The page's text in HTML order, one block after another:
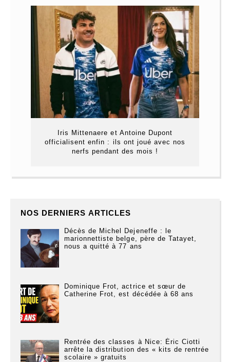
Iris Mittenaere et Antoine Dupont
officialisent enfin : ils ont joué avec nos
nerfs pendant des mois !
NOS DERNIERS ARTICLES
Décès de Michel Dejeneffe : le
marionnettiste belge, père de Tatayet,
nous a quitté à 77 ans
Dominique Frot, actrice et sœur de
Catherine Frot, est décédée à 68 ans
Rentrée des classes à Nice: Éric Ciotti
arrête la distribution des « kits de rentrée
scolaire » gratuits